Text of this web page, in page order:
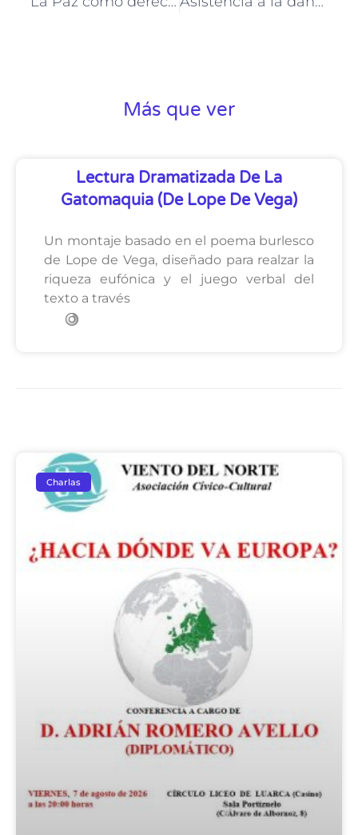
Más que ver
Lectura Dramatizada De La
Gatomaquia (de Lope De Vega)
Un montaje basado en el poema burlesco
de Lope de Vega, diseñado para realzar la
riqueza eufónica y el juego verbal del
texto a través
Charlas